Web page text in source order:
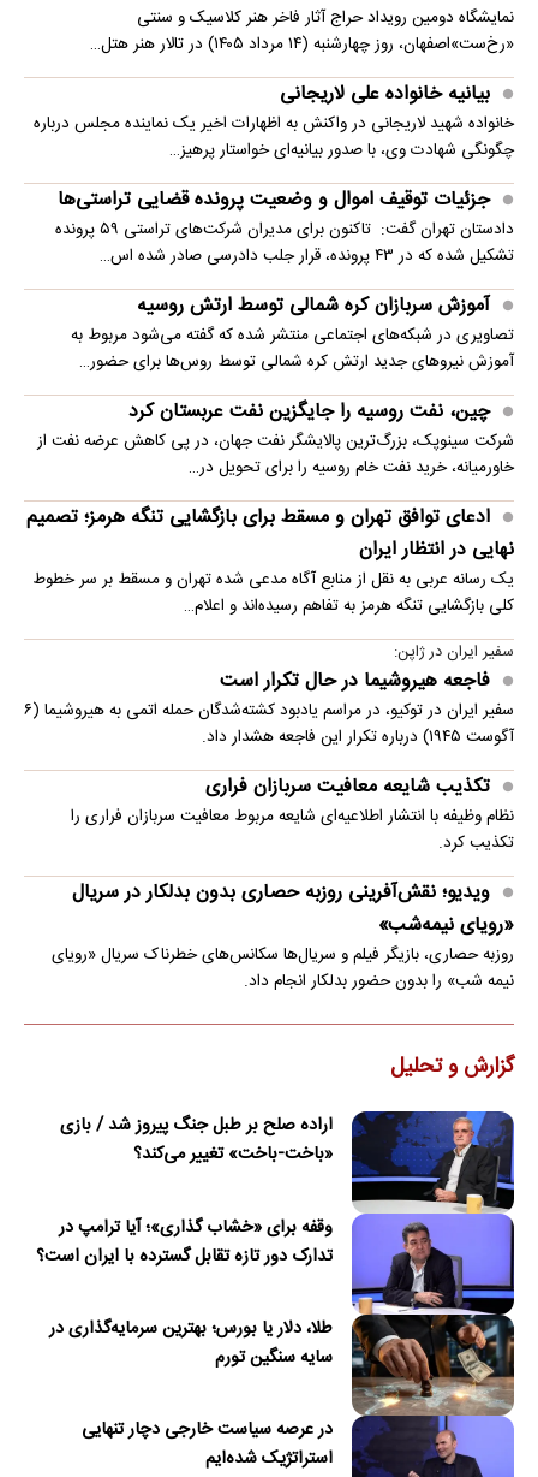
نمایشگاه دومین رویداد حراج آثار فاخر هنر کلاسیک و سنتی
«رخ‌ست»اصفهان، روز چهارشنبه (۱۴ مرداد ۱۴۰۵) در تالار هنر هتل…
بیانیه خانواده علی لاریجانی
خانواده شهید لاریجانی در واکنش به اظهارات اخیر یک نماینده مجلس درباره
چگونگی شهادت وی، با صدور بیانیه‌ای خواستار پرهیز…
جزئیات توقیف اموال و وضعیت پرونده قضایی تراستی‌ها
دادستان تهران گفت: تاکنون برای مدیران شرکت‌های تراستی ۵۹ پرونده
تشکیل شده که در ۴۳ پرونده، قرار جلب دادرسی صادر شده اس…
آموزش سربازان کره شمالی توسط ارتش روسیه
تصاویری در شبکه‌های اجتماعی منتشر شده که گفته می‌شود مربوط به
آموزش نیروهای جدید ارتش کره شمالی توسط روس‌ها برای حضور…
چین، نفت روسیه را جایگزین نفت عربستان کرد
شرکت سینوپک، بزرگ‌ترین پالایشگر نفت جهان، در پی کاهش عرضه نفت از
خاورمیانه، خرید نفت خام روسیه را برای تحویل در…
ادعای توافق تهران و مسقط برای بازگشایی تنگه هرمز؛ تصمیم
نهایی در انتظار ایران
یک رسانه عربی به نقل از منابع آگاه مدعی شده تهران و مسقط بر سر خطوط
کلی بازگشایی تنگه هرمز به تفاهم رسیده‌اند و اعلام…
سفیر ایران در ژاپن:
فاجعه هیروشیما در حال تکرار است
سفیر ایران در توکیو، در مراسم یادبود کشته‌شدگان حمله اتمی به هیروشیما (۶
آگوست ۱۹۴۵) درباره تکرار این فاجعه هشدار داد.
تکذیب شایعه معافیت سربازان فراری
نظام وظیفه با انتشار اطلاعیه‌ای شایعه مربوط معافیت سربازان فراری را
تکذیب کرد.
ویدیو؛ نقش‌آفرینی روزبه حصاری بدون بدلکار در سریال
«رویای نیمه‌شب»
روزبه حصاری، بازیگر فیلم و سریال‌ها سکانس‌های خطرناک سریال «رویای
نیمه شب» را بدون حضور بدلکار انجام داد.
گزارش و تحلیل
اراده صلح بر طبل جنگ پیروز شد / بازی
«باخت-باخت» تغییر می‌کند؟
وقفه برای «خشاب گذاری»؛ آیا ترامپ در
تدارک دور تازه تقابل گسترده با ایران است؟
طلا، دلار یا بورس؛ بهترین سرمایه‌گذاری در
سایه سنگین تورم
در عرصه سیاست خارجی دچار تنهایی
استراتژیک شده‌ایم